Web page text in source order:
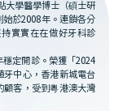
大學醫學博士（碩士研
於2008年。連鎖各分
實實在在做好牙科診
定開診。榮獲「2024
牙中心，香港新城電台
顧客，受到粵港澳大灣